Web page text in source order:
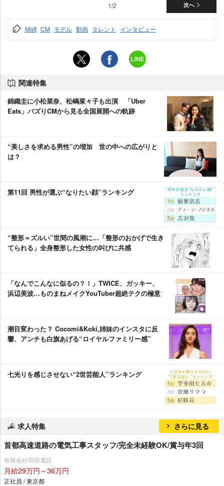
次へ
1/2
Matt CM モデル 動画 タレント インタビュー
関連特集
錦織圭に小松菜奈、松嶋菜々子も出演 「Uber
Eats」バズりCMから見る全国展開への軌跡
“美しさを求める男性”の増加 世の中への広がりと
は？
第11回 男性が選ぶ“なりたい顔”ランキング
“整形＝ズルい”世間の風潮に…「整形のおかげで生き
てられる」全身整形した女性の叫びに共感
「なんでこんなに似るの？！」TWICE、ガッキー、
浜辺美波…ものまねメイクYouTuber超絶テクの極意
潮目変わった？ Cocomi&Koki,姉妹のインスタに反
響、アンチも白旗あげる“ロイヤルファミリー感”
七光りを感じさせない“2世芸能人”ランキング
求人特集 さらに見る
首都高速道路の電気工事スタッフ/完全未経験OK/賞与年3回
有限会社羽田電設
月給29万円～36万円
正社員 / 東京都